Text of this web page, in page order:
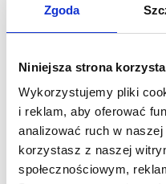
Zgoda
Niniejsza strona
Wykorzystujemy pliki
i reklam, aby oferować
analizować ruch w
korzystasz z naszej
społecznościowym,
osobowym.
na wyposażeniu kufer
standardowej wersji tego
Pionowe listwy
poprawiają
Niewidoczne, samo